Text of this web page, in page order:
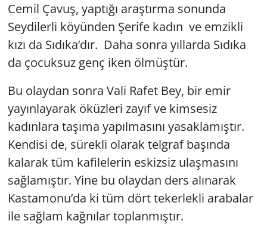
Cemil Çavuş, yaptığı araştırma sonunda
Seydilerli köyünden Şerife kadın ve emzikli
kızı da Sıdıka’dır. Daha sonra yıllarda Sıdıka
da çocuksuz genç iken ölmüştür.
Bu olaydan sonra Vali Rafet Bey, bir emir
yayınlayarak öküzleri zayıf ve kimsesiz
kadınlara taşıma yapılmasını yasaklamıştır.
Kendisi de, sürekli olarak telgraf başında
kalarak tüm kafilelerin eskizsiz ulaşmasını
sağlamıştır. Yine bu olaydan ders alınarak
Kastamonu’da ki tüm dört tekerlekli arabalar
ile sağlam kağnılar toplanmıştır.